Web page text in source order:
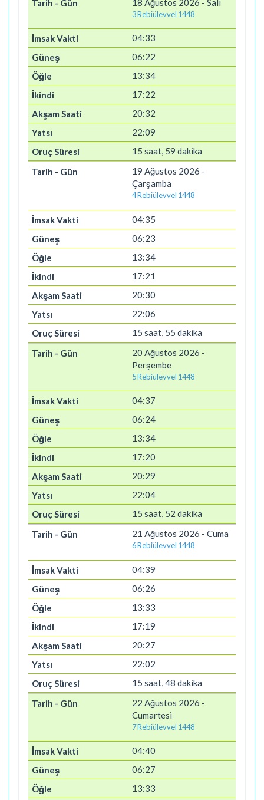
3 Rebiülevvel 1448
04:33
06:22
13:34
17:22
20:32
22:09
15 saat, 59 dakika
19 Ağustos 2026 -
Çarşamba
4 Rebiülevvel 1448
04:35
06:23
13:34
17:21
20:30
22:06
15 saat, 55 dakika
20 Ağustos 2026 -
Perşembe
5 Rebiülevvel 1448
04:37
06:24
13:34
17:20
20:29
22:04
15 saat, 52 dakika
21 Ağustos 2026 - Cuma
6 Rebiülevvel 1448
04:39
06:26
13:33
17:19
20:27
22:02
15 saat, 48 dakika
22 Ağustos 2026 -
Cumartesi
7 Rebiülevvel 1448
04:40
06:27
13:33